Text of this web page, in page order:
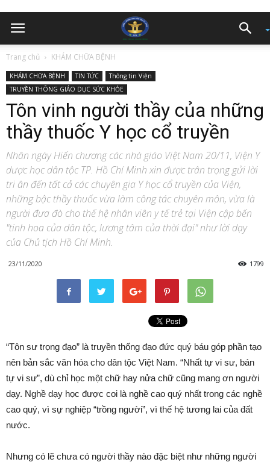
Trang chủ KHÁM CHỮA BỆNH
KHÁM CHỮA BỆNH TIN TỨC
Thông tin Viện
TRUYỀN THÔNG GIÁO DỤC SỨC KHỎE
Tôn vinh người thầy của những
thầy thuốc Y học cổ truyền
Nhân ngày Hiến chương các nhà giáo Việt Nam 20/11, Viện Y
dược học dân tộc TP. Hồ Chí Minh xin được trân trọng gửi lời
tri ân đến tất cả các chuyên gia Y học cổ truyền của Viện,
những bậc thầy thuốc vừa làm công tác chuyên môn, vừa là
người đưa đò cho thế hệ nhân viên y tế trẻ tại Viện cập bến
"tinh hoa của dân tộc, lương tâm của thời đại" như lời dạy
của Chủ tịch Hồ Chí Minh.
23/11/2020 1799
“Tôn sư trọng đạo” là truyền thống đạo đức quý báu góp phần tạo
nên bản sắc văn hóa cho dân tộc Việt Nam. “Nhất tự vi sư, bán
tự vi sư”, dù chỉ học một chữ hay nửa chữ cũng mang ơn người
dạy. Nghề dạy học được coi là nghề cao quý nhất trong các nghề
cao quý, vì sự nghiệp “trồng người”, vì thế hệ tương lai của đất
nước.
Nhưng có lẽ chưa có người thầy nào đặc biệt như những người